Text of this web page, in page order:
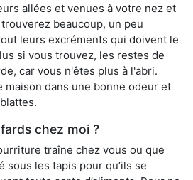
allées et venues à votre nez et
beaucoup, un peu
leurs excréments qui doivent le
si vous trouvez, les restes de
car vous n'êtes plus à l'abri.
maison dans une bonne odeur et
chez moi ?
traîne chez vous ou que
sous les tapis pour qu’ils se